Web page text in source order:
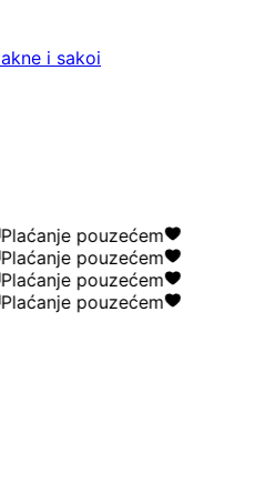
i sakoi
pouzećem
pouzećem
pouzećem
pouzećem